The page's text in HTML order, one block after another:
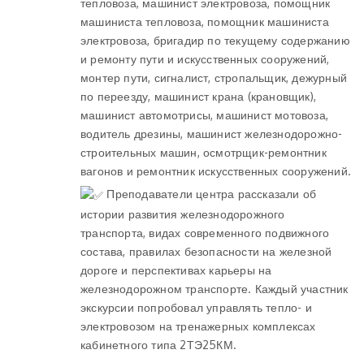
тепловоза, машинист электровоза, помощник
машиниста тепловоза, помощник машиниста
электровоза, бригадир по текущему содержанию
и ремонту пути и искусственных сооружений,
монтер пути, сигналист, стропальщик, дежурный
по переезду, машинист крана (крановщик),
машинист автомотрисы, машинист мотовоза,
водитель дрезины, машинист железнодорожно-
строительных машин, осмотрщик-ремонтник
вагонов и ремонтник искусственных сооружений.
Преподаватели центра рассказали об
истории развития железнодорожного
транспорта, видах современного подвижного
состава, правилах безопасности на железной
дороге и перспективах карьеры на
железнодорожном транспорте. Каждый участник
экскурсии попробовал управлять тепло- и
электровозом на тренажерных комплексах
кабинетного типа 2ТЭ25КМ.